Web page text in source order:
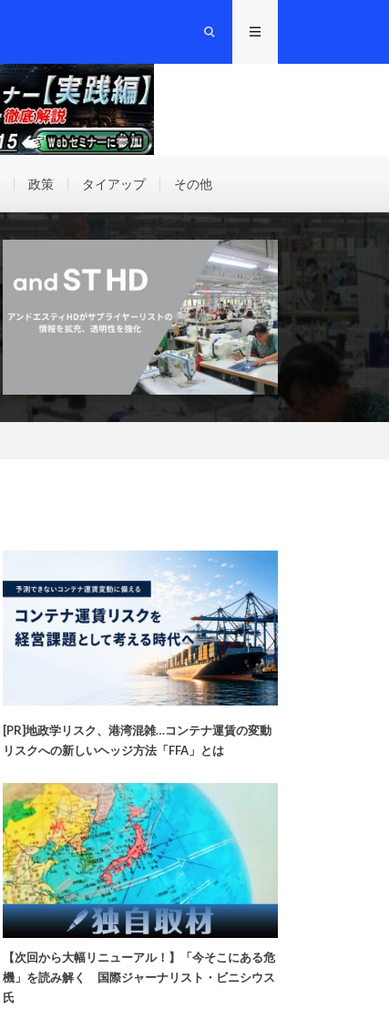
政策 タイアップ その他
[PR]地政学リスク、港湾混雑…コンテナ運賃の変動
リスクへの新しいヘッジ方法「FFA」とは
【次回から大幅リニューアル！】「今そこにある危
機」を読み解く 国際ジャーナリスト・ビニシウス
氏